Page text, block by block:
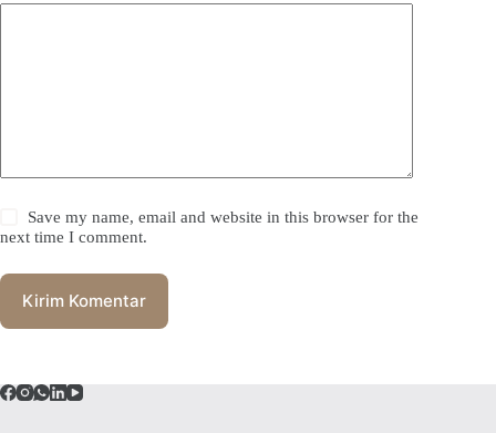
Save my name, email and website in this browser for the
next time I comment.
Kirim Komentar